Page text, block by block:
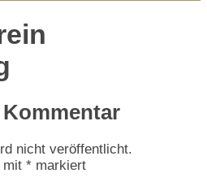
nicht veröffentlicht.
mit * markiert